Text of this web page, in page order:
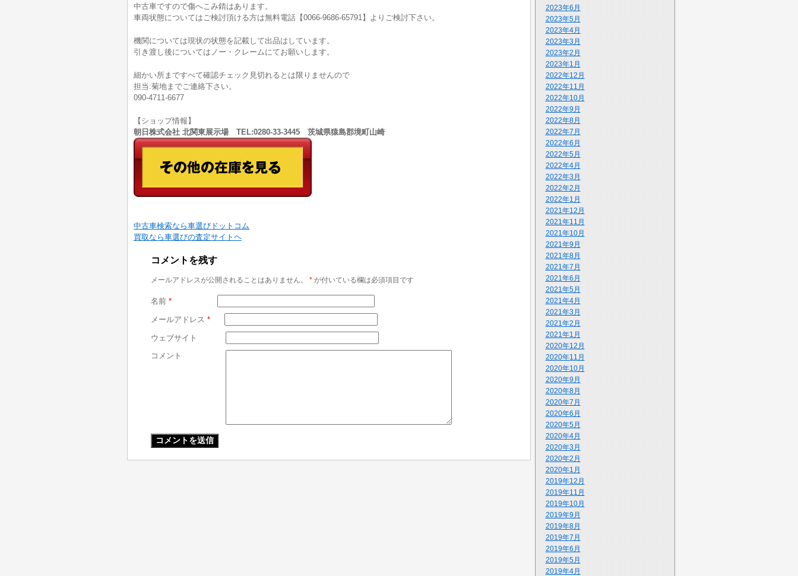
2023年6月
2023年5月
2023年4月
2023年3月
2023年2月
2023年1月
2022年12月
2022年11月
2022年10月
2022年9月
2022年8月
2022年7月
2022年6月
2022年5月
2022年4月
2022年3月
2022年2月
2022年1月
2021年12月
2021年11月
2021年10月
2021年9月
2021年8月
2021年7月
2021年6月
2021年5月
2021年4月
2021年3月
2021年2月
2021年1月
2020年12月
2020年11月
2020年10月
2020年9月
2020年8月
2020年7月
2020年6月
2020年5月
2020年4月
2020年3月
2020年2月
2020年1月
2019年12月
2019年11月
2019年10月
2019年9月
2019年8月
2019年7月
2019年6月
2019年5月
2019年4月
中古車ですので傷へこみ錆はあります。
車両状態についてはご検討頂ける方は無料電話【0066-9686-65791】よりご検討下さい。
機関については現状の状態を記載して出品はしています。
引き渡し後についてはノー・クレームにてお願いします。
細かい所まですべて確認チェック見切れるとは限りませんので
担当:菊地までご連絡下さい。
090-4711-6677
【ショップ情報】
朝日株式会社 北関東展示場 TEL:0280-33-3445 茨城県猿島郡境町山崎
中古車検索なら車選びドットコム
買取なら車選びの査定サイトヘ
コメントを残す
メールアドレスが公開されることはありません。 * が付いている欄は必須項目です
名前 *
メールアドレス *
ウェブサイト
コメント